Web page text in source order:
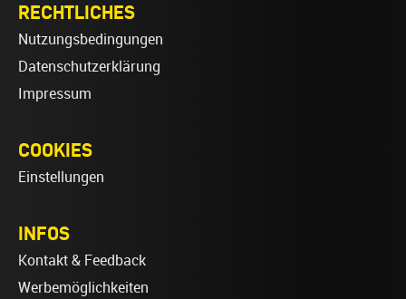
RECHTLICHES
Nutzungsbedingungen
Datenschutzerklärung
Impressum
COOKIES
Einstellungen
INFOS
Kontakt & Feedback
Werbemöglichkeiten